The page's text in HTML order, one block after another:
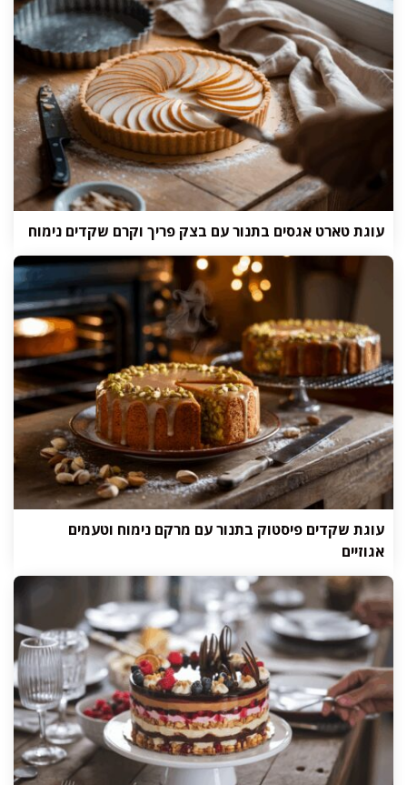
עוגת טארט אגסים בתנור עם בצק פריך וקרם שקדים נימוח
עוגת שקדים פיסטוק בתנור עם מרקם נימוח וטעמים
אגוזיים